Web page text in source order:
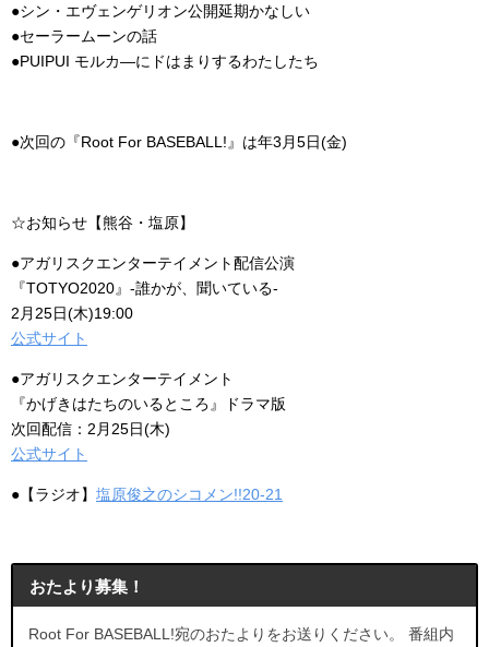
●シン・エヴェンゲリオン公開延期かなしい
●セーラームーンの話
●PUIPUI モルカ―にドはまりするわたしたち
●次回の『Root For BASEBALL!』は年3月5日(金)
☆お知らせ【熊谷・塩原】
●アガリスクエンターテイメント配信公演
『TOTYO2020』-誰かが、聞いている-
2月25日(木)19:00
公式サイト
●アガリスクエンターテイメント
『かげきはたちのいるところ』ドラマ版
次回配信：2月25日(木)
公式サイト
●【ラジオ】 塩原俊之のシコメン!!20-21
おたより募集！
Root For BASEBALL!宛のおたよりをお送りください。 番組内